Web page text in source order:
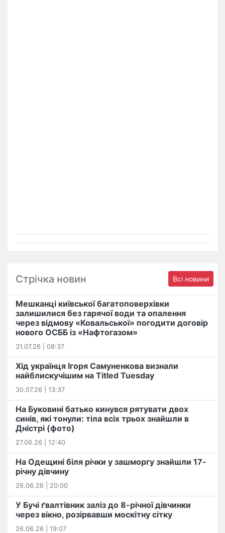
Стрічка новин Всі новини
Мешканці київської багатоповерхівки
залишилися без гарячої води та опалення
через відмову «Ковальської» погодити договір
нового ОСББ із «Нафтогазом»
31.07.26 | 08:37
Хід українця Ігоря Самуненкова визнали
найблискучішим на Titled Tuesday
30.07.26 | 13:37
На Буковині батько кинувся рятувати двох
синів, які тонули: тіла всіх трьох знайшли в
Дністрі (фото)
27.06.26 | 12:40
На Одещині біля річки у зашморгу знайшли 17-
річну дівчину
26.06.26 | 20:00
У Бучі ґвалтівник заліз до 8-річної дівчинки
через вікно, розірвавши москітну сітку
26.06.26 | 19:07